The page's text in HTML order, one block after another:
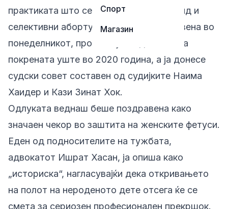
Спорт
Магазин
практиката што се поврзува со фемицид и
селективни абортуси. Пресудата, објавена во
понеделникот, произлегува од постапка
покрената уште во 2020 година, а ја донесе
судски совет составен од судијките Наима
Хаидер и Кази Зинат Хок.
Одлуката веднаш беше поздравена како
значаен чекор во заштита на женските фетуси.
Еден од подносителите на тужбата,
адвокатот Ишрат Хасан, ја опиша како
„историска“, нагласувајќи дека откривањето
на полот на нероденото дете отсега ќе се
смета за сериозен професионален прекршок.